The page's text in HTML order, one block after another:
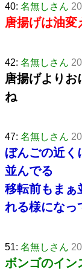
40: 名無しさん
唐揚げは油変
42: 名無しさん
唐揚げよりお
ね
47: 名無しさん
ぼんごの近く
並んでる
移転前もまぁ
れる様になっ
51: 名無しさん
ボンゴのイン